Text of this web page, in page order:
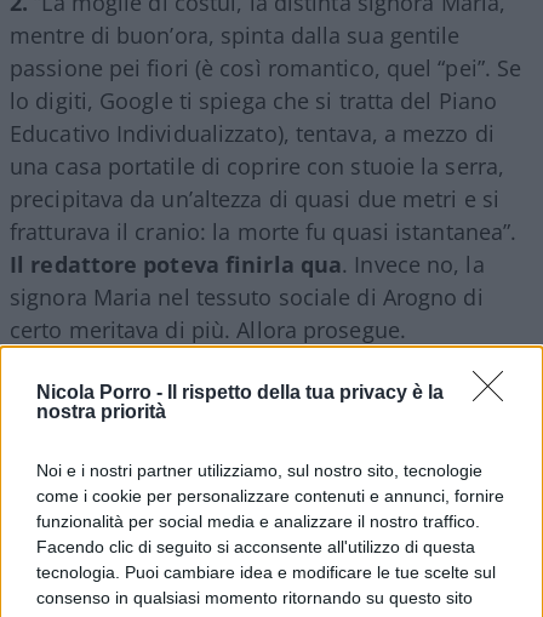
Nicola Porro -
Il rispetto della tua privacy è la
nostra priorità
Noi e i nostri partner utilizziamo, sul nostro sito, tecnologie
come i cookie per personalizzare contenuti e annunci, fornire
funzionalità per social media e analizzare il nostro traffico.
Facendo clic di seguito si acconsente all'utilizzo di questa
tecnologia. Puoi cambiare idea e modificare le tue scelte sul
consenso in qualsiasi momento ritornando su questo sito
mentre di buon’ora, spinta dalla sua gentile
passione pei fiori (è così romantico, quel “pei”. Se
lo digiti, Google ti spiega che si tratta del Piano
Educativo Individualizzato), tentava, a mezzo di
una casa portatile di coprire con stuoie la serra,
precipitava da un’altezza di quasi due metri e si
fratturava il cranio: la morte fu quasi istantanea”.
Il redattore poteva finirla qua. Invece no, la
signora Maria nel tessuto sociale di Arogno di
certo meritava di più. Allora prosegue.
Maria Manzoni, venuta dalla vecchia e precaria
famiglia vodese degli Audemars, accoppiava alle
sue alte virtù di sposa e di madre, una squisita
sensibilità artistica. Pittrice di merito, faceva parte
della Società delle Belle Arti, avendo esposto